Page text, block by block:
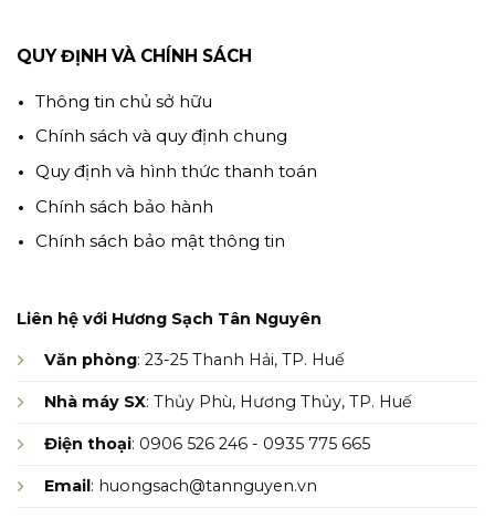
QUY ĐỊNH VÀ CHÍNH SÁCH
Thông tin chủ sở hữu
Chính sách và quy định chung
Quy định và hình thức thanh toán
Chính sách bảo hành
Chính sách bảo mật thông tin
Liên hệ với Hương Sạch Tân Nguyên
Văn phòng: 23-25 Thanh Hải, TP. Huế
Nhà máy SX: Thủy Phù, Hương Thủy, TP. Huế
Điện thoại: 0906 526 246 - 0935 775 665
Email: huongsach@tannguyen.vn